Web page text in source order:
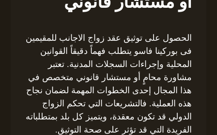
الحصول على توثيق عقد زواج الاجانب للمقيمين
فى بوركينا فاسو يتطلب فهماً دقيقاً القوانين
المحلية وإجراءات السجلات المدنية. تعتبر
مشاورة محامٍ أو مستشار قانوني متخصص في
هذا المجال إحدى الخطوات المهمة لضمان نجاح
هذه العملية. فالتشريعات التي تحكم الزواج
الدولي قد تكون معقدة، ويتميز كل بلد بمتطلباته
الفريدة التي قد تؤثر على صحة التوثيق.